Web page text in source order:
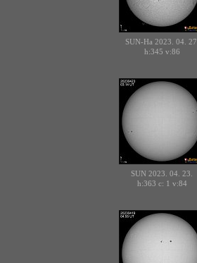
SUN-Ha 2023. 04. 27.
h:345 v:86
SUN 2023. 04. 23.
h:363 c: 1 v:84